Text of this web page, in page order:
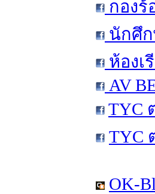
กอง
นักศึก
ห้องเ
AV
TYC
TYC
OK-